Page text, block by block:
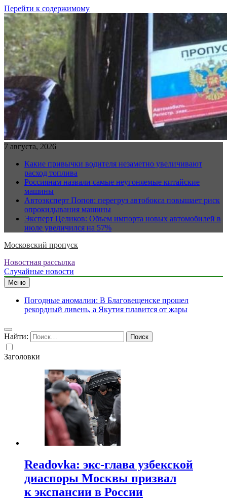
Перейти к содержимому
7 августа, 2026
Какие привычки водителя незаметно увеличивают
расход топлива
Россиянам назвали самые неугоняемые китайские
машины
Автоэксперт Попов: перегруз автобокса повышает риск
опрокидывания машины
Эксперт Целиков: Объем импорта новых автомобилей в
июле увеличился на 57%
Московский пропуск
Новостная рассылка
Случайные новости
Меню
Погодные аномалии: В Благовещенске прошел
рекордный ливень, а Якутия плавится от жары
Найти:
Заголовки
Readovka: экс-глава узбекской
диаспоры Москвы призвал
к экспансии в России